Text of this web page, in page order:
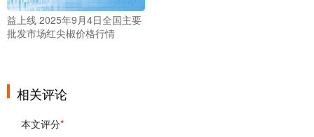
益上线 2025年9月4日全国主要
批发市场红尖椒价格行情
相关评论
本文评分*